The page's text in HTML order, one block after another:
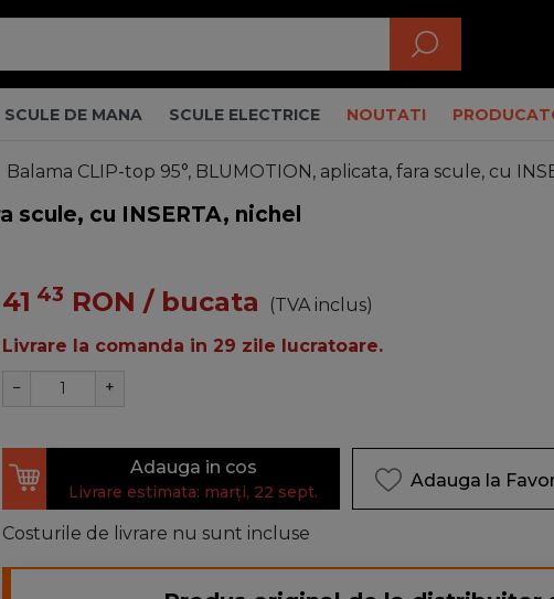
SCULE DE MANA SCULE ELECTRICE NOUTATI
Balama CLIP-top 95°, BLUMOTION, aplicata, fara scule, cu
scule, cu INSERTA, nichel
41 43 RON / bucata
(TVA inclus)
Livrare la comanda in 29 zile lucratoare.
− +
Adauga in cos
Livrare estimata: marți, 22 sept.
Adauga la
Costurile de livrare nu sunt incluse